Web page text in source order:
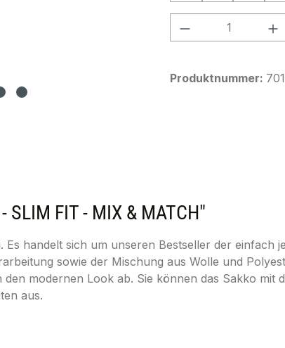
Produkt
Produktnummer:
SLIM FIT - MIX & MATCH"
handelt sich um unseren Bestseller der einfach
sowie der Mischung aus Wolle und
modernen Look ab. Sie können das Sakko mit
aus.